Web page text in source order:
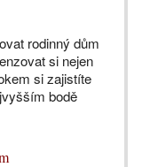
rodinný dům
si nejen
si zajistíte
bodě